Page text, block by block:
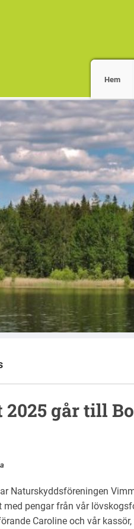
Hem
går till
Naturskyddsföreningen
med pengar från vår
Caroline och vår